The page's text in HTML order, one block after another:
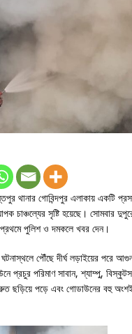
থানার গোবিন্দপুর এলাকায় একটি
চাঞ্চল্যের সৃষ্টি হয়েছে। সোমবার
প্রথমে পুলিশ ও দমকলে খবর দেন।
পৌঁছে দীর্ঘ লড়াইয়ের পরে
প্রচুর পরিমাণ সাবান, শ্যাম্পু,
পড়ে এবং গোডাউনের বহু অংশই